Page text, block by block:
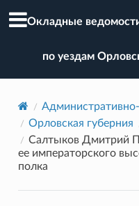
Окладные
по уездам
Орловская губерния
Салтыков Дмитрий
ее императорского
полка